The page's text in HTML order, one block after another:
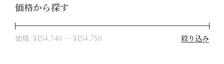
価格から探す
絞り込み
価格: ¥154,740 — ¥154,750